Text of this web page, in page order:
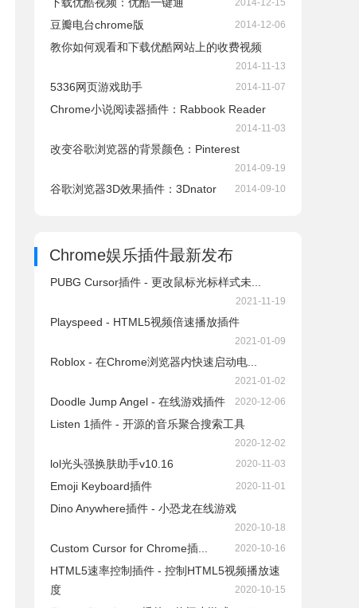
2014-12-15
豆瓣电台chrome版 2014-12-06
教你如何观看和下载优酷网站上的收费视频
2014-11-13
5336网页游戏助手 2014-11-07
Chrome小说阅读器插件：Rabbook Reader
2014-11-03
改变谷歌浏览器的背景颜色：Pinterest
2014-09-19
谷歌浏览器3D效果插件：3Dnator 2014-09-10
Chrome娱乐插件最新发布
PUBG Cursor插件 - 更改鼠标光标样式未...
2021-11-19
Playspeed - HTML5视频倍速播放插件
2021-01-09
Roblox - 在Chrome浏览器内快速启动电...
2021-01-02
Doodle Jump Angel - 在线游戏插件 2020-12-06
Listen 1插件 - 开源的音乐聚合搜索工具
2020-12-02
lol光头强换肤助手v10.16 2020-11-03
Emoji Keyboard插件 2020-11-01
Dino Anywhere插件 - 小恐龙在线游戏
2020-10-18
Custom Cursor for Chrome插... 2020-10-16
HTML5速率控制插件 - 控制HTML5视频播放速
度
2020-10-15